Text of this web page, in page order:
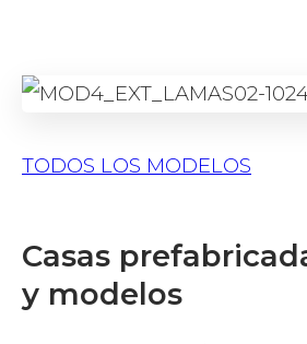
TODOS LOS MODELOS
Casas
y modelos